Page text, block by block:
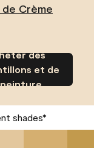
Crème
des
et de
shades*